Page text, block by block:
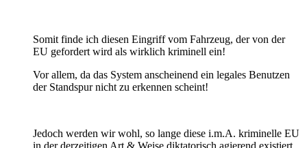
Somit finde ich diesen Eingriff vom Fahrzeug, der von der
EU gefordert wird als wirklich kriminell ein!
Vor allem, da das System anscheinend ein legales Benutzen
der Standspur nicht zu erkennen scheint!
Jedoch werden wir wohl, so lange diese i.m.A. kriminelle EU
in der derzeitigen Art & Weise diktatorisch agierend existiert,